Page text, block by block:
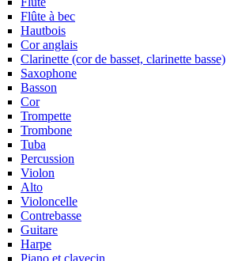
Flûte à bec
Hautbois
Cor anglais
Clarinette (cor de basset, clarinette basse)
Saxophone
Basson
Cor
Trompette
Trombone
Tuba
Percussion
Violon
Alto
Violoncelle
Contrebasse
Guitare
Harpe
Piano et clavecin